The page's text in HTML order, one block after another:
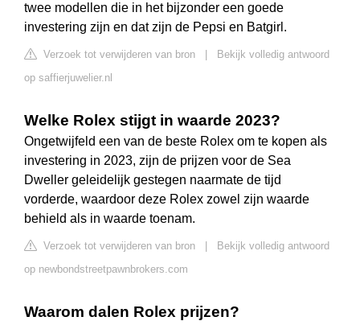
twee modellen die in het bijzonder een goede
investering zijn en dat zijn de Pepsi en Batgirl.
Verzoek tot verwijderen van bron
Bekijk volledig antwoord
op saffierjuwelier.nl
Welke Rolex stijgt in waarde 2023?
Ongetwijfeld een van de beste Rolex om te kopen als
investering in 2023, zijn de prijzen voor de Sea
Dweller geleidelijk gestegen naarmate de tijd
vorderde, waardoor deze Rolex zowel zijn waarde
behield als in waarde toenam.
Verzoek tot verwijderen van bron
Bekijk volledig antwoord
op newbondstreetpawnbrokers.com
Waarom dalen Rolex prijzen?